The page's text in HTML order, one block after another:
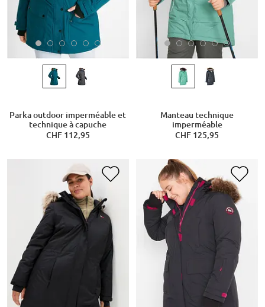
Parka outdoor imperméable et
technique à capuche
CHF 112,95
Manteau technique
imperméable
CHF 125,95